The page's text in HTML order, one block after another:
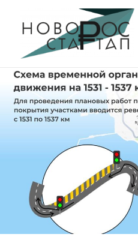
Новорос Стартап